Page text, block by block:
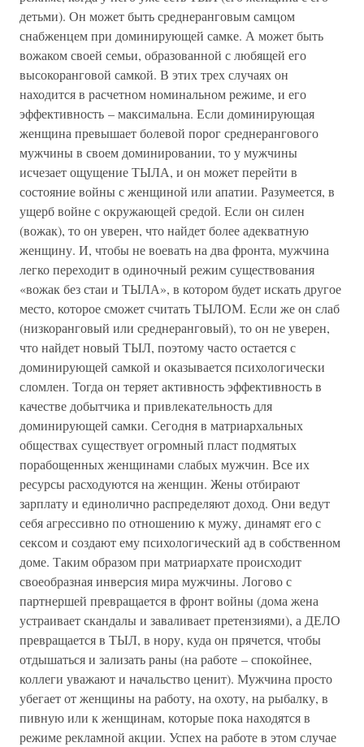
детьми). Он может быть среднеранговым самцом
снабженцем при доминирующей самке. А может быть
вожаком своей семьи, образованной с любящей его
высокоранговой самкой. В этих трех случаях он
находится в расчетном номинальном режиме, и его
эффективность – максимальна. Если доминирующая
женщина превышает болевой порог среднерангового
мужчины в своем доминировании, то у мужчины
исчезает ощущение ТЫЛА, и он может перейти в
состояние войны с женщиной или апатии. Разумеется, в
ущерб войне с окружающей средой. Если он силен
(вожак), то он уверен, что найдет более адекватную
женщину. И, чтобы не воевать на два фронта, мужчина
легко переходит в одиночный режим существования
«вожак без стаи и ТЫЛА», в котором будет искать другое
место, которое сможет считать ТЫЛОМ. Если же он слаб
(низкоранговый или среднеранговый), то он не уверен,
что найдет новый ТЫЛ, поэтому часто остается с
доминирующей самкой и оказывается психологически
сломлен. Тогда он теряет активность эффективность в
качестве добытчика и привлекательность для
доминирующей самки. Сегодня в матриархальных
обществах существует огромный пласт подмятых
порабощенных женщинами слабых мужчин. Все их
ресурсы расходуются на женщин. Жены отбирают
зарплату и единолично распределяют доход. Они ведут
себя агрессивно по отношению к мужу, динамят его с
сексом и создают ему психологический ад в собственном
доме. Таким образом при матриархате происходит
своеобразная инверсия мира мужчины. Логово с
партнершей превращается в фронт войны (дома жена
устраивает скандалы и заваливает претензиями), а ДЕЛО
превращается в ТЫЛ, в нору, куда он прячется, чтобы
отдышаться и зализать раны (на работе – спокойнее,
коллеги уважают и начальство ценит). Мужчина просто
убегает от женщины на работу, на охоту, на рыбалку, в
пивную или к женщинам, которые пока находятся в
режиме рекламной акции. Успех на работе в этом случае